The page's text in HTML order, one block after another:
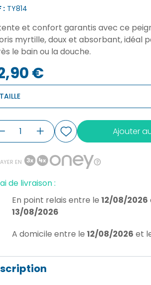
: TY814
et confort garantis avec ce
myrtille, doux et absorbant, idéal
le bain ou la douche.
€
TAILLE
Ajouter
EN
de livraison :
En point relais entre le 12/08/2026
13/08/2026
A domicile entre le 12/08/2026 et